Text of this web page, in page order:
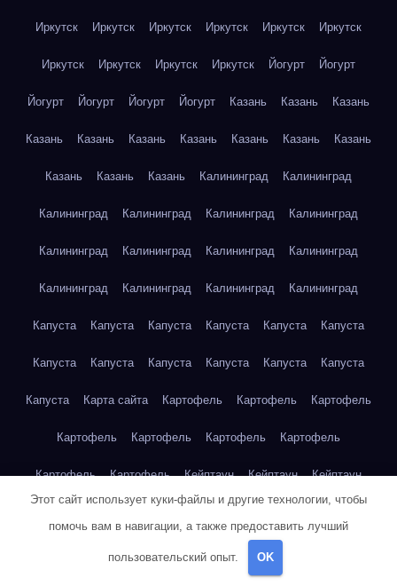
Иркутск Иркутск Иркутск Иркутск Иркутск Иркутск
Иркутск Иркутск Иркутск Иркутск Йогурт Йогурт
Йогурт Йогурт Йогурт Йогурт Казань Казань Казань
Казань Казань Казань Казань Казань Казань Казань
Казань Казань Казань Калининград Калининград
Калининград Калининград Калининград Калининград
Калининград Калининград Калининград Калининград
Калининград Калининград Калининград Калининград
Капуста Капуста Капуста Капуста Капуста Капуста
Капуста Капуста Капуста Капуста Капуста Капуста
Капуста Карта сайта Картофель Картофель Картофель
Картофель Картофель Картофель Картофель
Картофель Картофель Кейптаун Кейптаун Кейптаун
Кейптаун Кейптаун
Этот сайт использует куки-файлы и другие технологии, чтобы
помочь вам в навигации, а также предоставить лучший
пользовательский опыт. OK